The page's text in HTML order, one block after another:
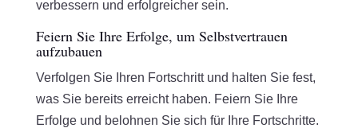
verbessern und erfolgreicher sein.
Feiern Sie Ihre Erfolge, um Selbstvertrauen
aufzubauen
Verfolgen Sie Ihren Fortschritt und halten Sie fest,
was Sie bereits erreicht haben. Feiern Sie Ihre
Erfolge und belohnen Sie sich für Ihre Fortschritte.